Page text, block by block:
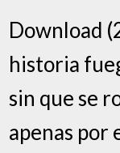
Download
historia
sin que se
apenas por